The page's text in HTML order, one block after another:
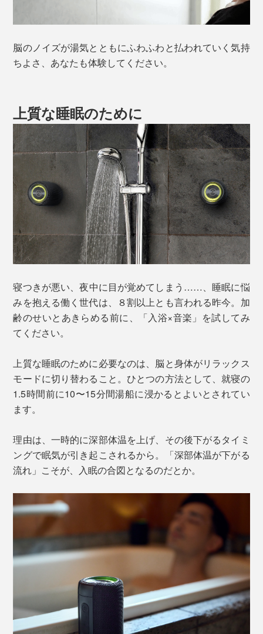
脳のノイズが湯気とともにふわふわと払われていく気持
ちよさ、あなたも体験してください。
上質な睡眠のために
寝つきが悪い、夜中に目が覚めてしまう……、睡眠に悩
みを抱える働く世代は、８割以上とも言われる昨今。加
齢のせいとあきらめる前に、「入浴×音楽」を試してみ
てください。
上質な睡眠のために必要なのは、脳と身体がリラックス
モードに切り替わること。ひとつの方法として、就寝の
1.5時間前に10〜15分間湯船に浸かるとよいとされてい
ます。
理由は、一時的に深部体温を上げ、その後下がるタイミ
ングで眠気が引き起こされるから。「深部体温が下がる
流れ」こそが、入眠の合図となるのだとか。